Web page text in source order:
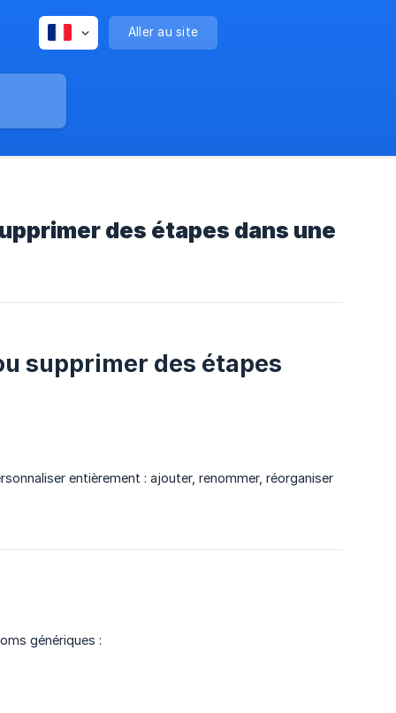
Aller au site
des étapes dans une
supprimer des étapes
entièrement : ajouter, renommer, réorganiser
génériques :